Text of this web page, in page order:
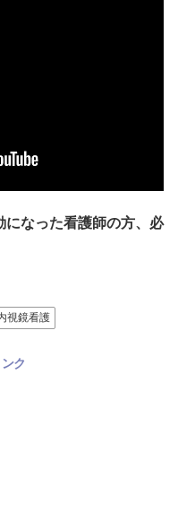
になった看護師の方、必
視鏡看護
ク